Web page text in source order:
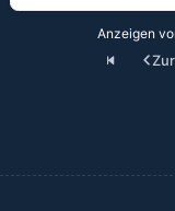
Anzeigen